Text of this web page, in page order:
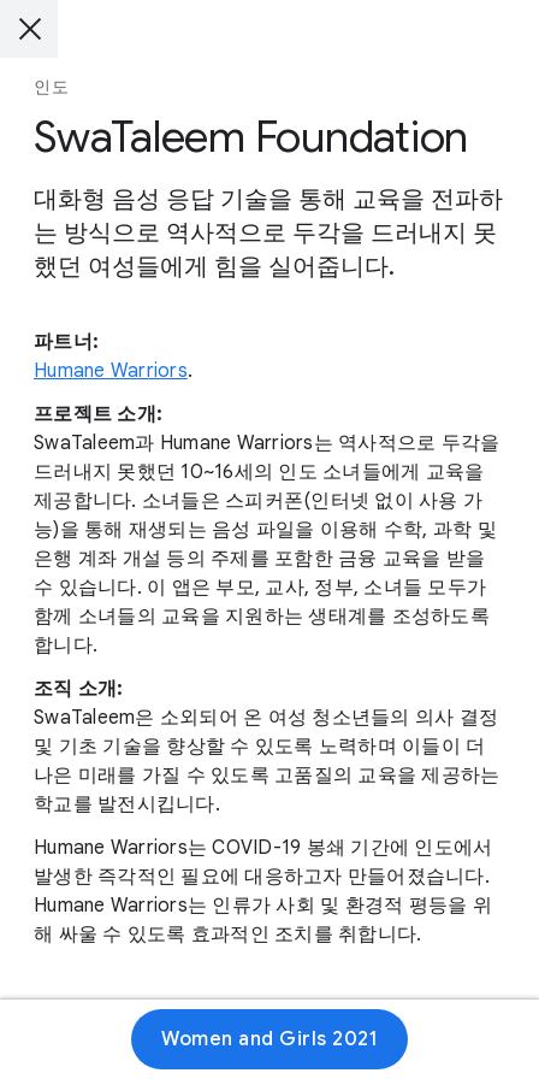
인도
SwaTaleem Foundation
대화형 음성 응답 기술을 통해 교육을 전파하
는 방식으로 역사적으로 두각을 드러내지 못
했던 여성들에게 힘을 실어줍니다.
파트너:
Humane Warriors.
프로젝트 소개:
SwaTaleem과 Humane Warriors는 역사적으로 두각을
드러내지 못했던 10~16세의 인도 소녀들에게 교육을
제공합니다. 소녀들은 스피커폰(인터넷 없이 사용 가
능)을 통해 재생되는 음성 파일을 이용해 수학, 과학 및
은행 계좌 개설 등의 주제를 포함한 금융 교육을 받을
수 있습니다. 이 앱은 부모, 교사, 정부, 소녀들 모두가
함께 소녀들의 교육을 지원하는 생태계를 조성하도록
합니다.
조직 소개:
SwaTaleem은 소외되어 온 여성 청소년들의 의사 결정
및 기초 기술을 향상할 수 있도록 노력하며 이들이 더
나은 미래를 가질 수 있도록 고품질의 교육을 제공하는
학교를 발전시킵니다.
Humane Warriors는 COVID-19 봉쇄 기간에 인도에서
발생한 즉각적인 필요에 대응하고자 만들어졌습니다.
Humane Warriors는 인류가 사회 및 환경적 평등을 위
해 싸울 수 있도록 효과적인 조치를 취합니다.
Women and Girls 2021